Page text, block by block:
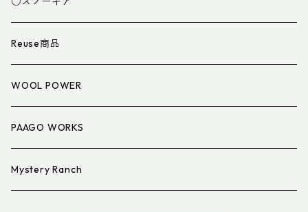
衣類小物
アイウェア
寝具小物
Reuse商品
WOOL POWER
PAAGO WORKS
Mystery Ranch